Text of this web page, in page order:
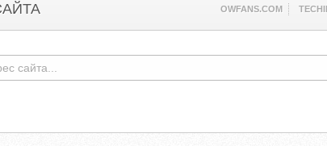
OWFANS.COM